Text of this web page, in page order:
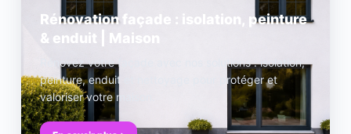
Rénovation façade : isolation, peinture
& enduit | Maison
Rénovez votre façade avec nos solutions : isolation,
peinture, enduit et nettoyage pour protéger et
valoriser votre maison.